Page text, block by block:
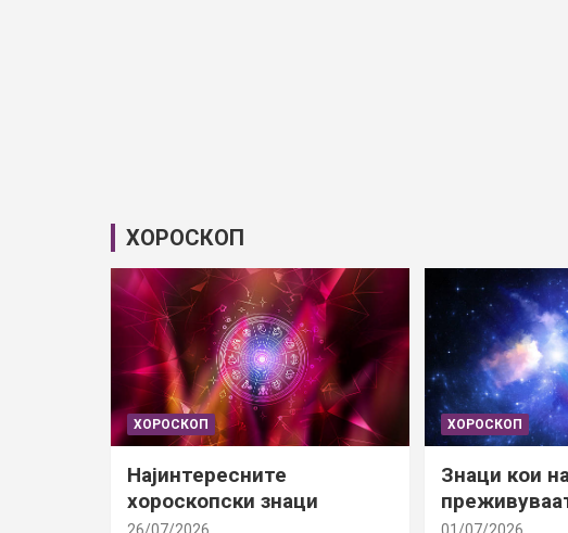
ХОРОСКОП
ХОРОСКОП
Најинтересните
хороскопски знаци
ХОРОСКОП
Знаци кои